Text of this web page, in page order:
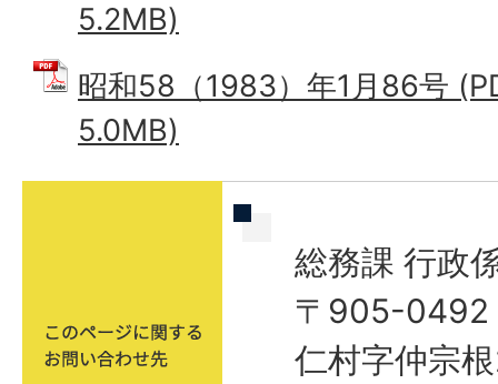
5.2MB)
昭和58（1983）年1月86号
5.0MB)
総務課 行政
〒905-0492
仁村字仲宗